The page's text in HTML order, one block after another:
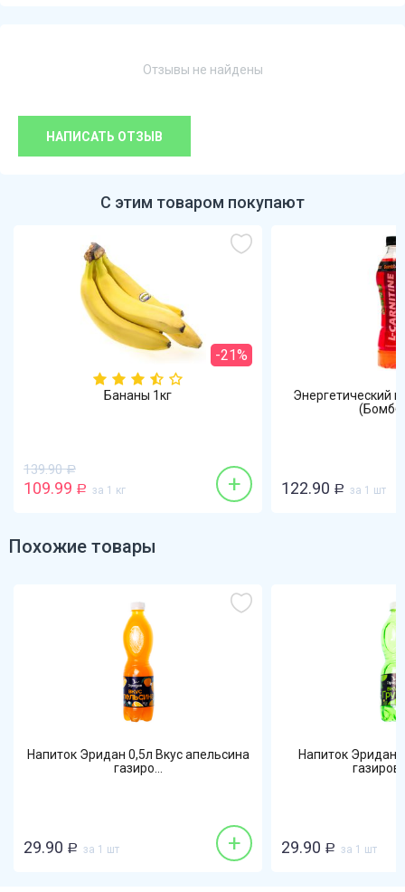
Отзывы не найдены
НАПИСАТЬ ОТЗЫВ
С этим товаром покупают
-21%
Бананы 1кг
139.90 Р
109.99 Р за 1 кг +
Энергетический
122.90 Р за 1 шт
Похожие товары
Напиток Эридан 0,5л Вкус апельсина
газиро...
29.90 Р за 1 шт +
Напиток Эридан
29.90 Р за 1 шт